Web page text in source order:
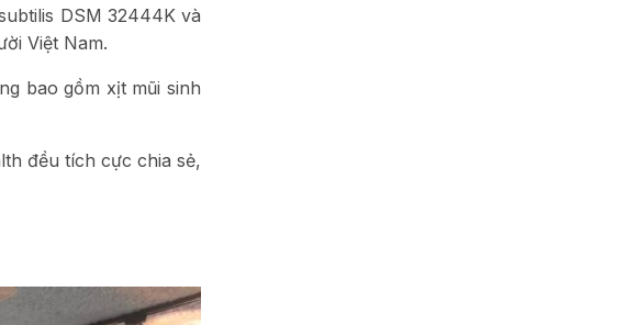
DSM 32444K và
Việt Nam.
bao gồm xịt mũi sinh
đều tích cực chia sẻ,